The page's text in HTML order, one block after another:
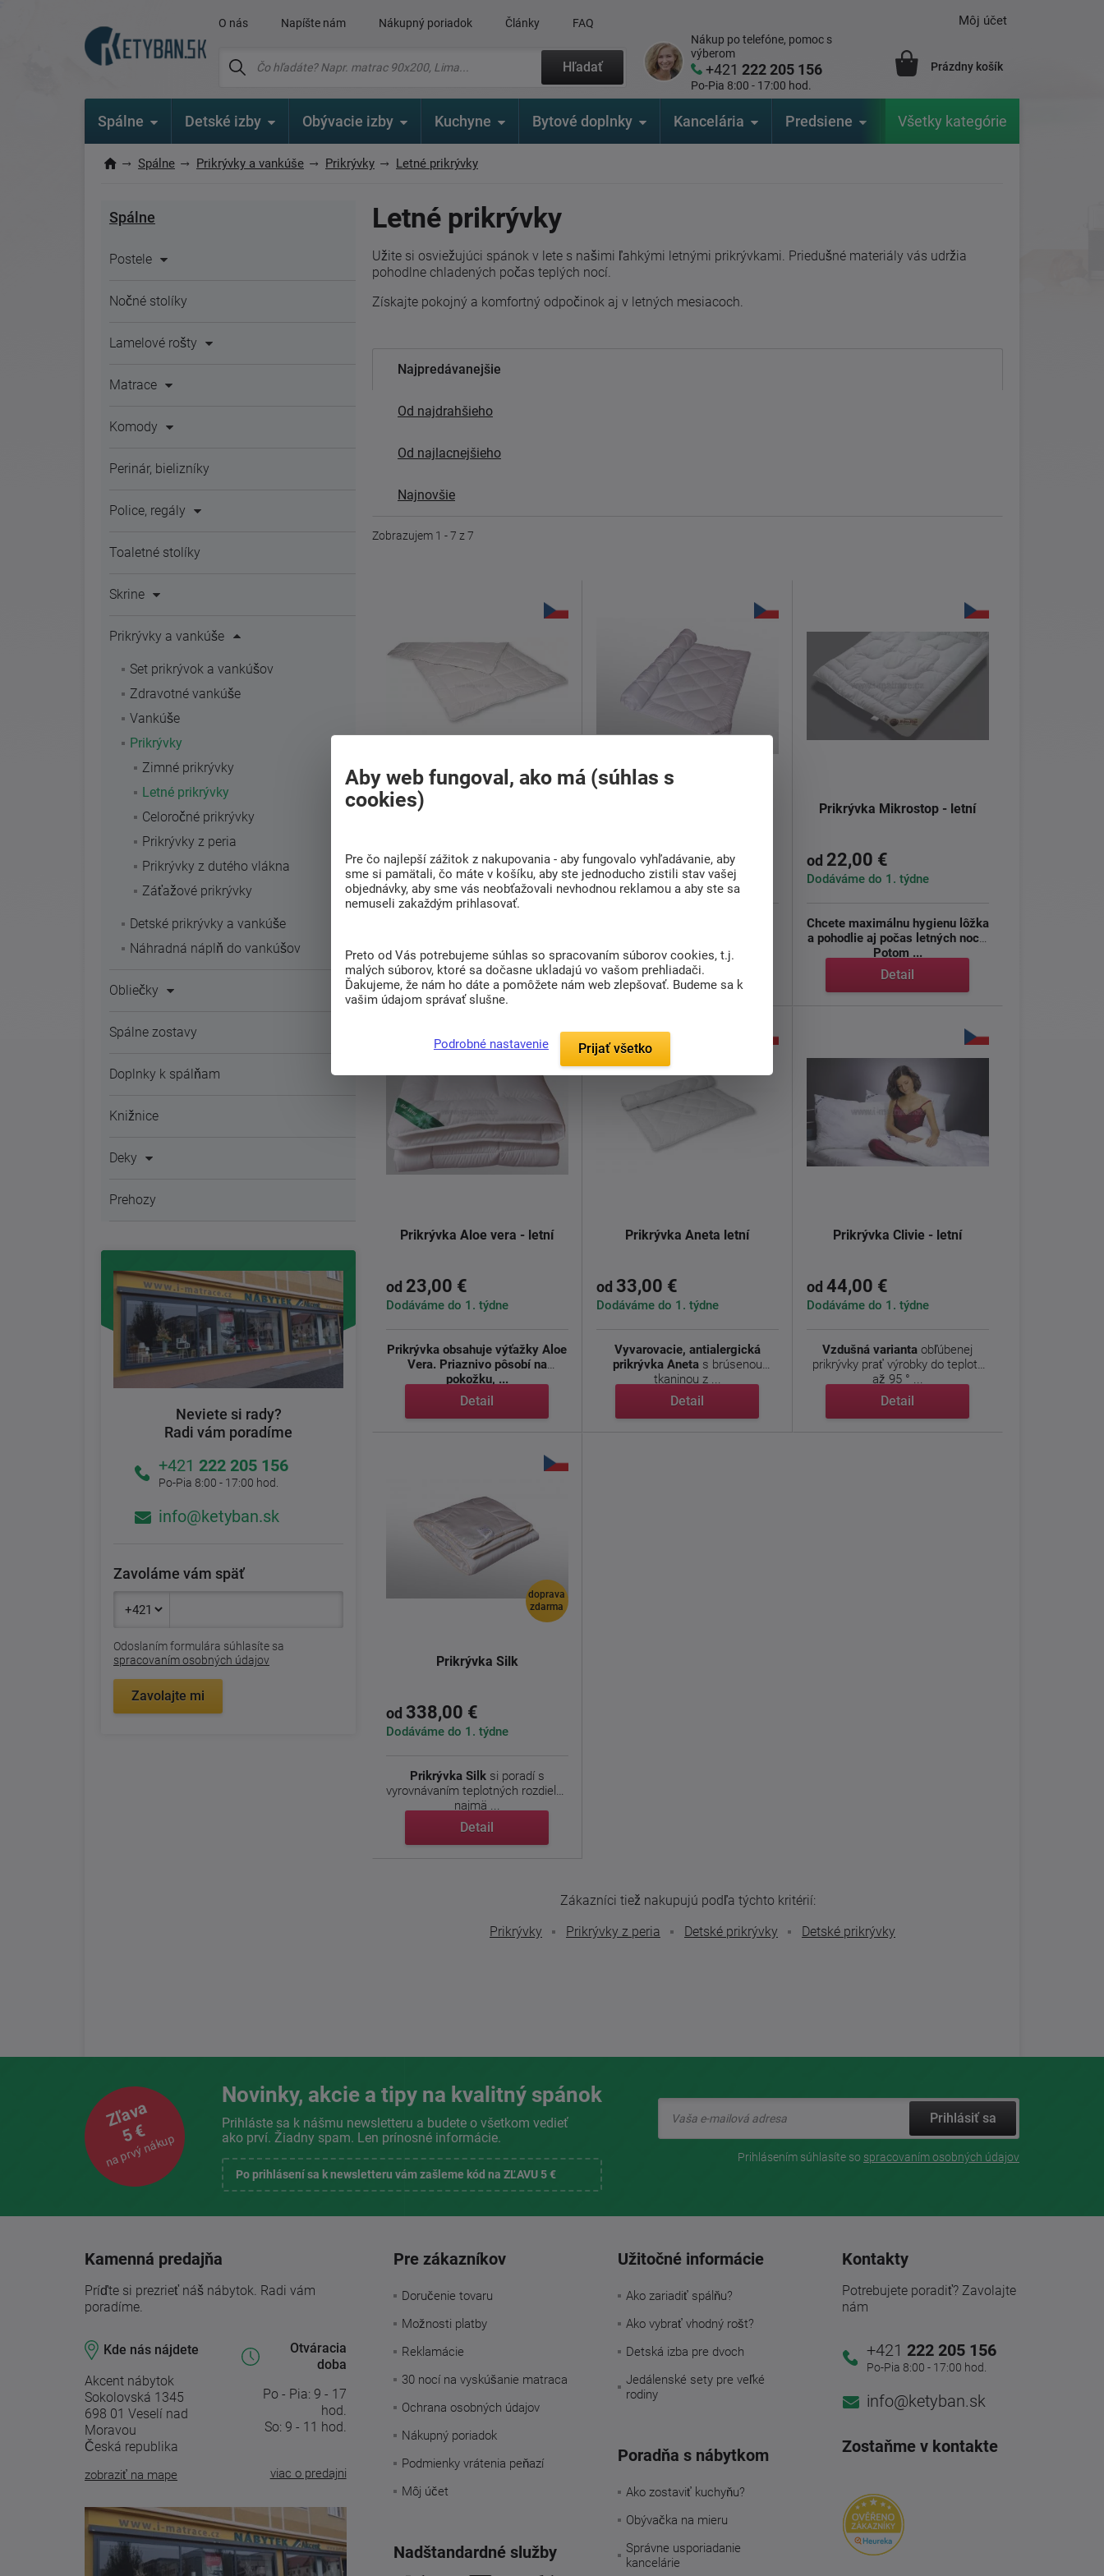
O nás Napíšte nám Nákupný poriadok Články FAQ
Hľadať
Nákup po telefóne, pomoc s
výberom
+421222 205 156
Po-Pia 8:00 - 17:00 hod.
Môj účet
Prázdny košík
Spálne Detské izby Obývacie izby Kuchyne Bytové doplnky Kancelária Predsiene Výrobcovia
Všetky kategórie
Spálne Prikrývky a vankúše Prikrývky Letné prikrývky
Spálne
Postele
Nočné stolíky
Lamelové rošty
Matrace
Komody
Perinár, bielizníky
Police, regály
Toaletné stolíky
Skrine
Prikrývky a vankúše
Set prikrývok a vankúšov
Zdravotné vankúše
Vankúše
Prikrývky
Zimné prikrývky
Letné prikrývky
Celoročné prikrývky
Prikrývky z peria
Prikrývky z dutého vlákna
Záťažové prikrývky
Detské prikrývky a vankúše
Náhradná náplň do vankúšov
Obliečky
Spálne zostavy
Doplnky k spálňam
Knižnice
Deky
Prehozy
Neviete si rady?
Radi vám poradíme
+421 222 205 156
Po-Pia 8:00 - 17:00 hod.
info@ketyban.sk
Zavoláme vám späť
Odoslaním formulára súhlasíte sa
spracovaním osobných údajov
Zavolajte mi
Letné prikrývky
Užite si osviežujúci spánok v lete s našimi ľahkými letnými prikrývkami. Priedušné materiály vás udržia
pohodlne chladených počas teplých nocí.
Získajte pokojný a komfortný odpočinok aj v letných mesiacoch.
Najpredávanejšie
Od najdrahšieho
Od najlacnejšieho
Najnovšie
Zobrazujem 1 - 7 z 7
Prikrývka Botanica letní
od86,00 € Skladom 1 ks
...
Detail
od31,00 €
Dodáváme do 1. týdne
kvalita. ...
Detail
Prikrývka Mikrostop - letní
od 22,00 €
Dodáváme do 1. týdne
Chcete maximálnu hygienu lôžka
a pohodlie aj počas letných nocí?
Potom ...
Detail
Prikrývka Aloe vera - letní
od 23,00 €
Dodáváme do 1. týdne
Prikrývka obsahuje výťažky Aloe
Vera. Priaznivo pôsobí na
pokožku, ...
Detail
Prikrývka Aneta letní
od 33,00 €
Dodáváme do 1. týdne
Vyvarovacie, antialergická
prikrývka Anetas brúsenou
tkaninou z ...
Detail
Prikrývka Clivie - letní
od 44,00 €
Dodáváme do 1. týdne
Vzdušná varianta obľúbenej
prikrývky prať výrobky do teploty
až 95 ° ...
Detail
doprava
zdarma
Prikrývka Silk
od 338,00 €
Dodáváme do 1. týdne
Prikrývka Silksi poradí s
vyrovnávaním teplotných rozdielov
najmä ...
Detail
Zákazníci tiež nakupujú podľa týchto kritérií:
Prikrývky
Prikrývky z peria Detské prikrývky Detské prikrývky
Zľava
5 €
na prvý nákup
Novinky, akcie a tipy na kvalitný spánok
Prihláste sa k nášmu newsletteru a budete o všetkom vedieť
ako prví. Žiadny spam. Len prínosné informácie.
Po prihlásení sa k newsletteru vám zašleme kód na ZĽAVU 5 €
Prihlásiť sa
Prihlásením súhlasíte so spracovaním osobných údajov
Kamenná predajňa
Príďte si prezrieť náš nábytok. Radi vám
poradíme.
Kde nás nájdete
Akcent nábytok
Sokolovská 1345
698 01 Veselí nad
Moravou
Česká republika
zobraziť na mape
Otváracia
doba
Po - Pia: 9 - 17
hod.
So: 9 - 11 hod.
viac o predajni
Pre zákazníkov
Doručenie tovaru
Možnosti platby
Reklamácie
30 nocí na vyskúšanie matraca
Ochrana osobných údajov
Nákupný poriadok
Podmienky vrátenia peňazí
Môj účet
Nadštandardné služby
Užitočné informácie
Ako zariadiť spálňu?
Ako vybrať vhodný rošt?
Detská izba pre dvoch
Jedálenské sety pre veľké
rodiny
Poradňa s nábytkom
Ako zostaviť kuchyňu?
Obývačka na mieru
Správne usporiadanie
kancelárie
Kontakty
Potrebujete poradiť? Zavolajte
nám
+421 222 205 156
Po-Pia 8:00 - 17:00 hod.
info@ketyban.sk
Zostaňme v kontakte
Aby web fungoval, ako má (súhlas s
cookies)
Pre čo najlepší zážitok z nakupovania - aby fungovalo vyhľadávanie, aby
sme si pamätali, čo máte v košíku, aby ste jednoducho zistili stav vašej
objednávky, aby sme vás neobťažovali nevhodnou reklamou a aby ste sa
nemuseli zakaždým prihlasovať.
Preto od Vás potrebujeme súhlas so spracovaním súborov cookies, t.j.
malých súborov, ktoré sa dočasne ukladajú vo vašom prehliadači.
Ďakujeme, že nám ho dáte a pomôžete nám web zlepšovať. Budeme sa k
vašim údajom správať slušne.
Podrobné nastavenie Prijať všetko